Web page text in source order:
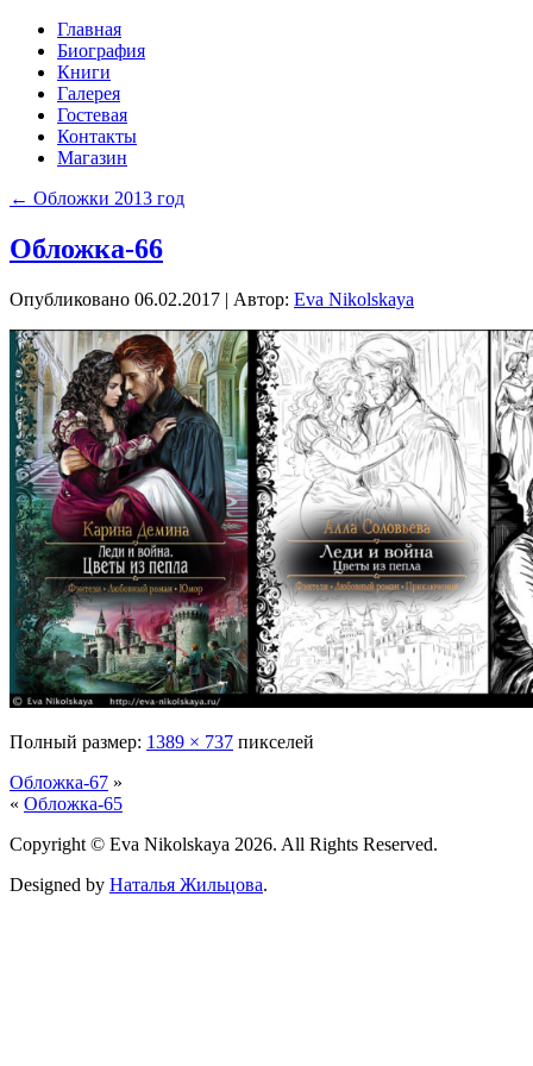
Главная
Биография
Книги
Галерея
Гостевая
Контакты
Магазин
← Обложки 2013 год
Обложка-66
Опубликовано 06.02.2017 | Автор: Eva Nikolskaya
Полный размер: 1389 × 737 пикселей
Обложка-67 »
« Обложка-65
Copyright © Eva Nikolskaya 2026. All Rights Reserved.
Designed by Наталья Жильцова.